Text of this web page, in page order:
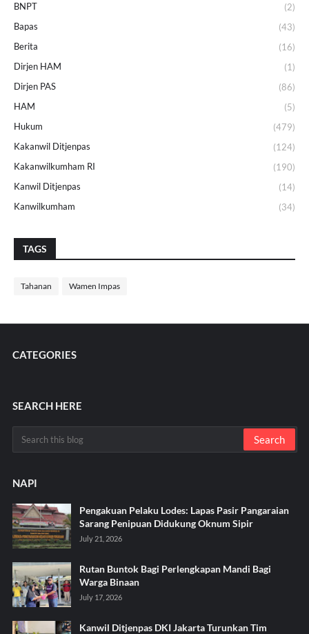
BNPT
(2)
Bapas
(43)
Berita
(16)
Dirjen HAM
(1)
Dirjen PAS
(86)
HAM
(5)
Hukum
(479)
Kakanwil Ditjenpas
(124)
Kakanwilkumham RI
(190)
Kanwil Ditjenpas
(14)
Kanwilkumham
(34)
TAGS
Tahanan Wamen Impas
CATEGORIES
SEARCH HERE
NAPI
Pengakuan Pelaku Lodes: Lapas Pasir Pangaraian
Sarang Penipuan Didukung Oknum Sipir
July 21, 2026
Rutan Buntok Bagi Perlengkapan Mandi Bagi
Warga Binaan
July 17, 2026
Kanwil Ditjenpas DKI Jakarta Turunkan Tim